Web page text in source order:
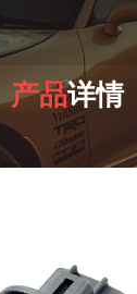
产品详情